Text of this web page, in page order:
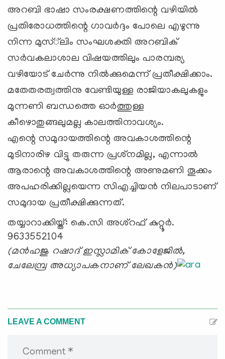
അറബി ഭാഷാ സംരക്ഷണത്തിന്റെ വഴിയില്‍
പ്രതിരോധത്തിന്റെ ഗാവര്‍ദ്ദം പോലെ എഴുന്നു
നിന്ന മുസ്്‌ലിം സംഘശക്തി അറബിക്
സര്‍വകലാശാല വിഷയത്തിലും പാരമ്പര്യ
വഴിയോട് ചേര്‍ന്നു നില്‍ക്കുമെന്ന് പ്രതീക്ഷിക്കാം.
മതേതരത്വത്തിനു വേണ്ടിയുള്ള രാജിയാകലുകളും
മുന്നണി ബന്ധത്തെ ഓര്‍ത്തുള്ള
കീഴൊതുങ്ങലുമല്ല കാലത്തിനാവശ്യം.
എന്റെ സമുദായത്തിന്റെ അവകാശത്തിന്റെ
മുടിനാരിഴ വിട്ടു തരുന്ന പ്രശ്‌നമില്ല, എന്നാല്‍
ആരാന്റെ അവകാശത്തിന്റെ അണുമണി തൂക്കം
അപഹരിക്കില്ലയെന്ന സിഎച്ചിയന്‍ നിലപാടാണ്
സമുദായ പ്രതീക്ഷിക്കുന്നത്.
തയ്യാറാക്കിയ്ത്: കെ.സി അശ്‌റഫ് കുറ്റൂര്‍.
9633552104
(മന്‍ഹജു റഷാദ് ഇസ്ലാമിക് കോളേജില്‍,
ചേലേമ്പ്ര അധ്യാപകനാണ് ലേഖകന്‍)
LEAVE A COMMENT
Comment *